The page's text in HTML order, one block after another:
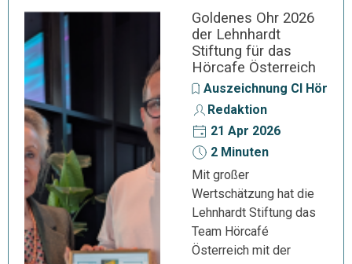
Goldenes Ohr 2026
der Lehnhardt
Stiftung für das
Hörcafe Österreich
Auszeichnung CI
Redaktion
21 Apr 2026
2 Minuten
Mit großer
Wertschätzung hat die
Lehnhardt Stiftung das
Team Hörcafé
Österreich mit der